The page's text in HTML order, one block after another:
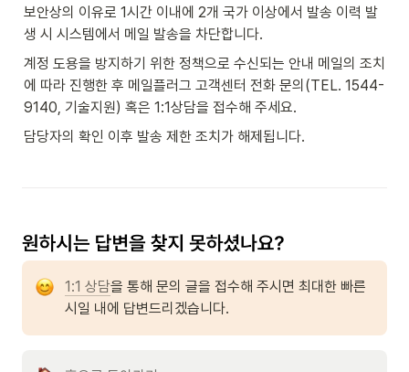
보안상의 이유로 1시간 이내에 2개 국가 이상에서 발송 이력 발
생 시 시스템에서 메일 발송을 차단합니다.
계정 도용을 방지하기 위한 정책으로 수신되는 안내 메일의 조치
에 따라 진행한 후 메일플러그 고객센터 전화 문의(TEL. 1544-
9140, 기술지원) 혹은 1:1상담을 접수해 주세요.
담당자의 확인 이후 발송 제한 조치가 해제됩니다.
1:1 상담을 통해 문의 글을 접수해 주시면 최대한 빠른
시일 내에 답변드리겠습니다.